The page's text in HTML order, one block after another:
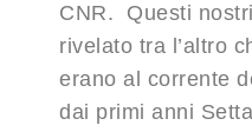
CNR. Questi
rivelato tra l’altro
erano al corrente
dai primi anni